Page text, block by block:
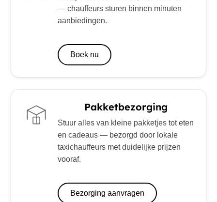
— chauffeurs sturen binnen minuten
aanbiedingen.
Boek nu
Pakketbezorging
Stuur alles van kleine pakketjes tot eten
en cadeaus — bezorgd door lokale
taxichauffeurs met duidelijke prijzen
vooraf.
Bezorging aanvragen